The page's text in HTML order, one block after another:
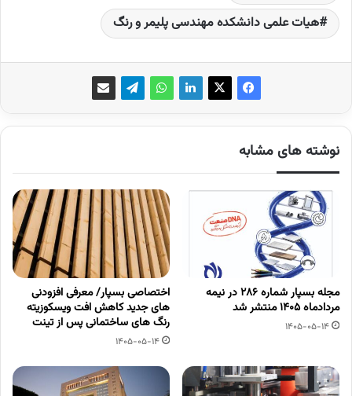
هیات علمی دانشکده مهندسی پلیمر و رنگ
نوشته های مشابه
مجله بسپار شماره 286 در نیمه
مردادماه 1405 منتشر شد
1405-05-14
اختصاصی بسپار/ معرفی افزودنی
های جدید کاهش افت ویسکوزیته
رنگ های ساختمانی پس از تینت
1405-05-14